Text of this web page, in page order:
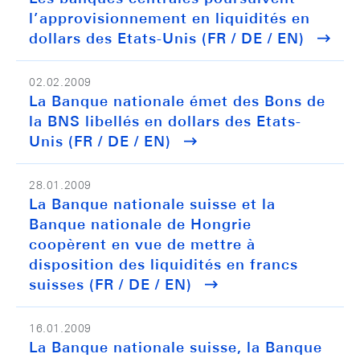
l’approvisionnement en liquidités en
dollars des Etats-Unis (FR / DE / EN)
02.02.2009
La Banque nationale émet des Bons de
la BNS libellés en dollars des Etats-
Unis (FR / DE / EN)
28.01.2009
La Banque nationale suisse et la
Banque nationale de Hongrie
coopèrent en vue de mettre à
disposition des liquidités en francs
suisses (FR / DE / EN)
16.01.2009
La Banque nationale suisse, la Banque